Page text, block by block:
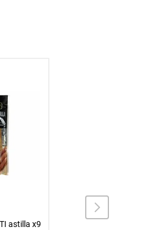
astilla x9